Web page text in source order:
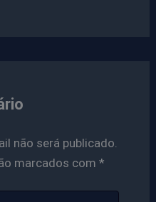
não será publicado.
marcados com *